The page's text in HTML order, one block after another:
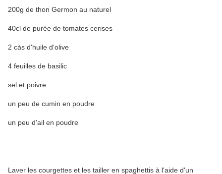
200g de thon Germon au naturel
40cl de purée de tomates cerises
2 càs d'huile d'olive
4 feuilles de basilic
sel et poivre
un peu de cumin en poudre
un peu d'ail en poudre
Laver les courgettes et les tailler en spaghettis à l'aide d'un